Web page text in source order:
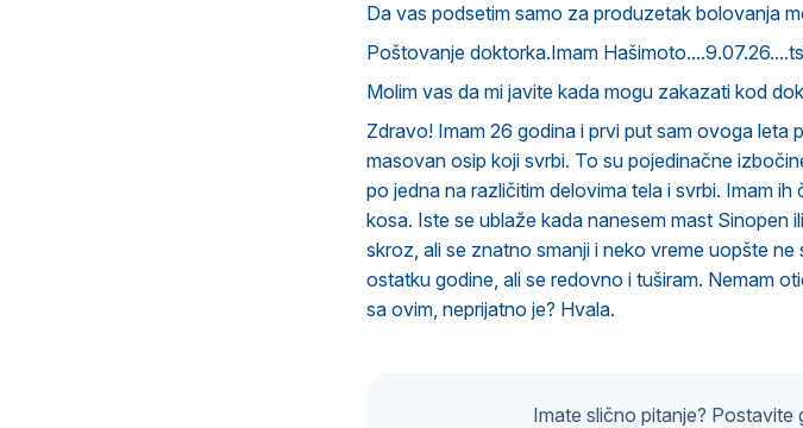
Da vas podsetim samo za produzetak bolovanja
Poštovanje doktorka.Imam
Molim vas da mi javite kada mogu zakazati kod
Zdravo! Imam 26 godina i prvi put sam ovoga leta
masovan osip koji svrbi. To su pojedinačne
po jedna na različitim delovima tela i svrbi. Imam
kosa. Iste se ublaže kada nanesem mast Sinopen
skroz, ali se znatno smanji i neko vreme uopšte
ostatku godine, ali se redovno i tuširam. Nemam
sa ovim, neprijatno je? Hvala.
Imate slično pitanje?